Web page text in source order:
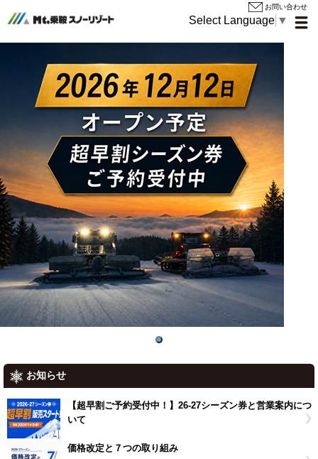
乗
ス
ゲレンデ情報
お得＆楽しいイベントのご案内
リフト料金
施設・宿泊案内
Blue Resort NORIKURAについて
キッズパークのりくランド
レストハウス
レンタルショップ
スクール
周辺宿泊施設
湯けむり館
乗鞍ホテル 山百合 湯楽里
アクセス
会社概要
安全にお楽しみいただくために
お問い合わせ
Facebook
お問い合わせ
Select Language ▼
お知らせ
【超早割ご予約受付中！】26-27シーズン券と営業案内につ
いて
価格改定と７つの取り組み